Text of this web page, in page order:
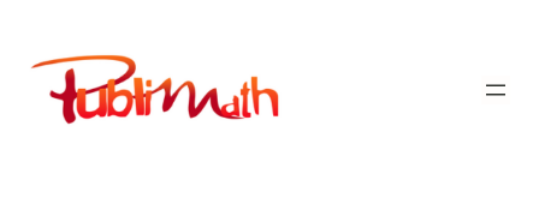
contenu
Publimath